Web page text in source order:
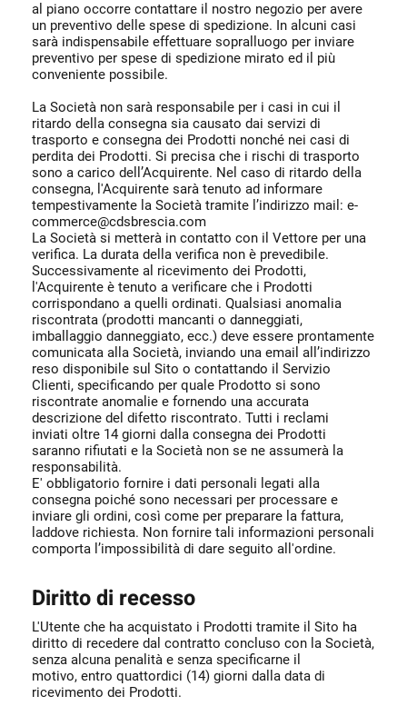
al piano occorre contattare il nostro negozio per avere
un preventivo delle spese di spedizione. In alcuni casi
sarà indispensabile effettuare sopralluogo per inviare
preventivo per spese di spedizione mirato ed il più
conveniente possibile.
La Società non sarà responsabile per i casi in cui il
ritardo della consegna sia causato dai servizi di
trasporto e consegna dei Prodotti nonché nei casi di
perdita dei Prodotti. Si precisa che i rischi di trasporto
sono a carico dell’Acquirente. Nel caso di ritardo della
consegna, l'Acquirente sarà tenuto ad informare
tempestivamente la Società tramite l’indirizzo mail: e-
commerce@cdsbrescia.com
La Società si metterà in contatto con il Vettore per una
verifica. La durata della verifica non è prevedibile.
Successivamente al ricevimento dei Prodotti,
l'Acquirente è tenuto a verificare che i Prodotti
corrispondano a quelli ordinati. Qualsiasi anomalia
riscontrata (prodotti mancanti o danneggiati,
imballaggio danneggiato, ecc.) deve essere prontamente
comunicata alla Società, inviando una email all’indirizzo
reso disponibile sul Sito o contattando il Servizio
Clienti, specificando per quale Prodotto si sono
riscontrate anomalie e fornendo una accurata
descrizione del difetto riscontrato. Tutti i reclami
inviati oltre 14 giorni dalla consegna dei Prodotti
saranno rifiutati e la Società non se ne assumerà la
responsabilità.
E' obbligatorio fornire i dati personali legati alla
consegna poiché sono necessari per processare e
inviare gli ordini, così come per preparare la fattura,
laddove richiesta. Non fornire tali informazioni personali
comporta l’impossibilità di dare seguito all'ordine.
Diritto di recesso
L'Utente che ha acquistato i Prodotti tramite il Sito ha
diritto di recedere dal contratto concluso con la Società,
senza alcuna penalità e senza specificarne il
motivo, entro quattordici (14) giorni dalla data di
ricevimento dei Prodotti.